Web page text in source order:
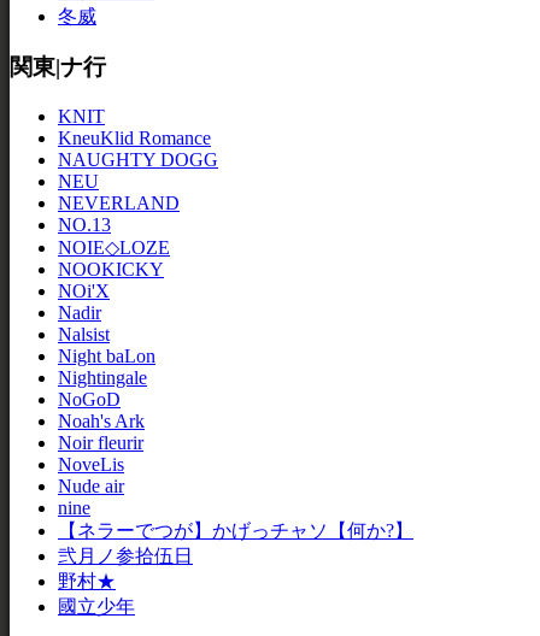
冬威
関東|ナ行
KNIT
KneuKlid Romance
NAUGHTY DOGG
NEU
NEVERLAND
NO.13
NOIE◇LOZE
NOOKICKY
NOi'X
Nadir
Nalsist
Night baLon
Nightingale
NoGoD
Noah's Ark
Noir fleurir
NoveLis
Nude air
nine
【ネラーでつが】かげっチャソ【何か?】
弐月ノ参拾伍日
野村★
國立少年